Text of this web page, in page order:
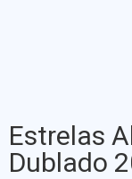
Estrelas
Dublado